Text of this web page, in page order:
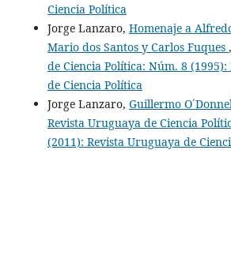
Ciencia Política
Jorge Lanzaro, Homenaje a
Mario dos Santos y Carlos Fuques ,
de Ciencia Política: Núm. 8
de Ciencia Política
Jorge Lanzaro, Guillermo
Revista Uruguaya de Ciencia
(2011): Revista Uruguaya de